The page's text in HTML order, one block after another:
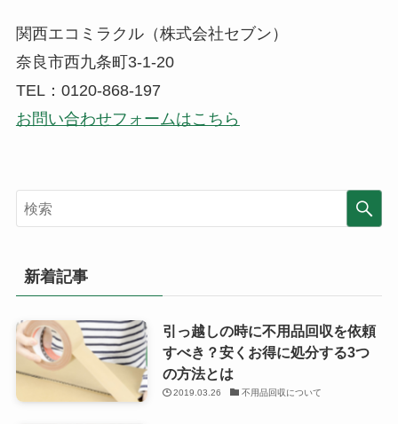
関西エコミラクル（株式会社セブン）
奈良市西九条町3-1-20
TEL：0120-868-197
お問い合わせフォームはこちら
新着記事
引っ越しの時に不用品回収を依頼
すべき？安くお得に処分する3つ
の方法とは
2019.03.26 不用品回収について